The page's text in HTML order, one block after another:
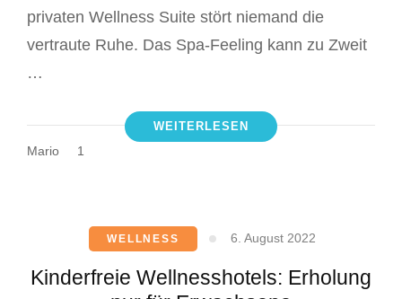
privaten Wellness Suite stört niemand die
vertraute Ruhe. Das Spa-Feeling kann zu Zweit
…
WEITERLESEN
Mario 1
WELLNESS 6. August 2022
Kinderfreie Wellnesshotels: Erholung